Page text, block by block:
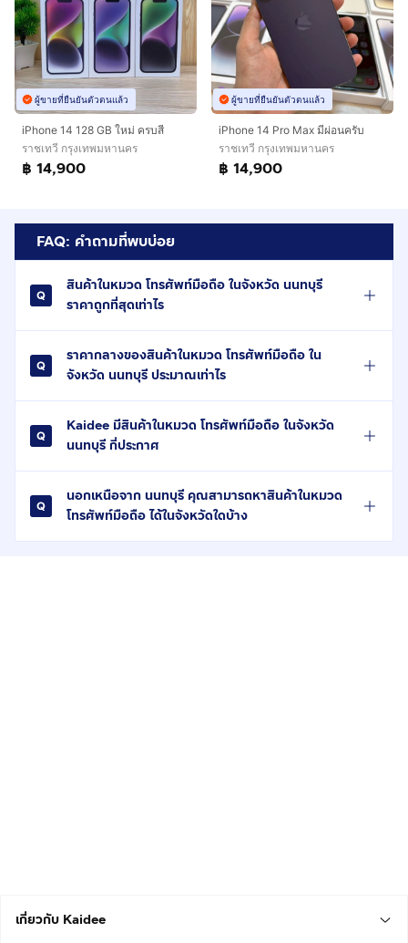
ผู้ขายที่ยืนยันตัวตนแล้ว
iPhone 14 128 GB ใหม่ ครบสี
ราชเทวี กรุงเทพมหานคร
฿ 14,900
ผู้ขายที่ยืนยันตัวตนแล้ว
iPhone 14 Pro Max มีผ่อนครับ
ราชเทวี กรุงเทพมหานคร
฿ 14,900
FAQ: คำถามที่พบบ่อย
สินค้าในหมวด โทรศัพท์มือถือ ในจังหวัด นนทบุรี
ราคาถูกที่สุดเท่าไร
ราคากลางของสินค้าในหมวด โทรศัพท์มือถือ ใน
จังหวัด นนทบุรี ประมาณเท่าไร
Kaidee มีสินค้าในหมวด โทรศัพท์มือถือ ในจังหวัด
นนทบุรี กี่ประกาศ
นอกเหนือจาก นนทบุรี คุณสามารถหาสินค้าในหมวด
โทรศัพท์มือถือ ได้ในจังหวัดใดบ้าง
เกี่ยวกับ Kaidee